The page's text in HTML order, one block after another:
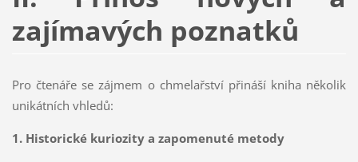
zajímavých poznatků
Pro čtenáře se zájmem o chmelařství přináší kniha několik
unikátních vhledů:
1. Historické kuriozity a zapomenuté metody